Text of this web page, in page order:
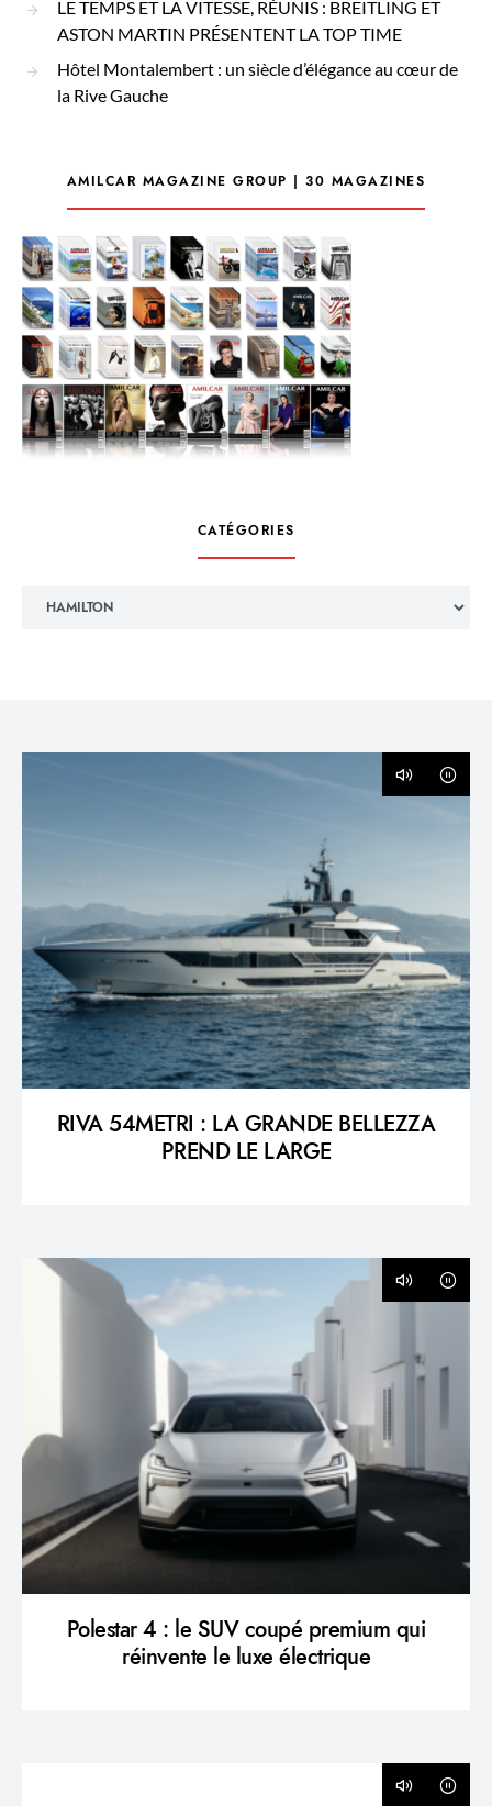
LE TEMPS ET LA VITESSE, RÉUNIS : BREITLING ET
ASTON MARTIN PRÉSENTENT LA TOP TIME
Hôtel Montalembert : un siècle d’élégance au cœur de
la Rive Gauche
AMILCAR MAGAZINE GROUP | 30 MAGAZINES
CATÉGORIES
RIVA 54METRI : LA GRANDE BELLEZZA
PREND LE LARGE
Polestar 4 : le SUV coupé premium qui
réinvente le luxe électrique